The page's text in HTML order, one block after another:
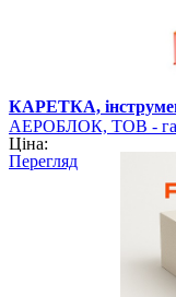
КАРЕТКА,
АЕРОБЛОК, ТОВ -
PORISTON
Ціна:
Перегляд